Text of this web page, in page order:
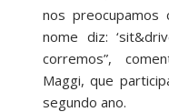
nos preocupamos
nome diz:
corremos”,
Maggi, que
segundo ano.